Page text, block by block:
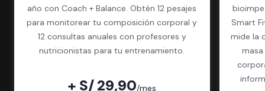
año con Coach + Balance. Obtén 12 pesajes
para monitorear tu composición corporal y
12 consultas anuales con profesores y
nutricionistas para tu entrenamiento.
+ S/ 29,90/mes
Smart Fit App. El
mide la